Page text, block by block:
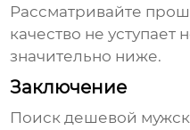
Рассматривайте
качество не
значительно ниже.
Заключение
Поискдешевой